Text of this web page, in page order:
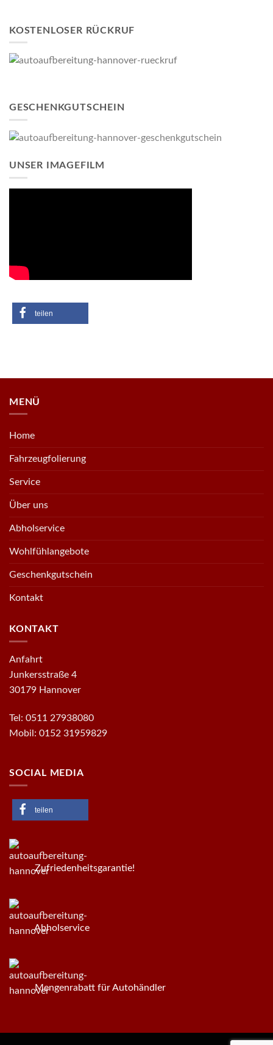
KOSTENLOSER RÜCKRUF
GESCHENKGUTSCHEIN
UNSER IMAGEFILM
teilen
MENÜ
Home
Fahrzeugfolierung
Service
Über uns
Abholservice
Wohlfühlangebote
Geschenkgutschein
Kontakt
KONTAKT
Anfahrt
Junkersstraße 4
30179 Hannover
Tel: 0511 27938080
Mobil: 0152 31959829
SOCIAL MEDIA
teilen
Zufriedenheitsgarantie!
Abholservice
Mengenrabatt für Autohändler